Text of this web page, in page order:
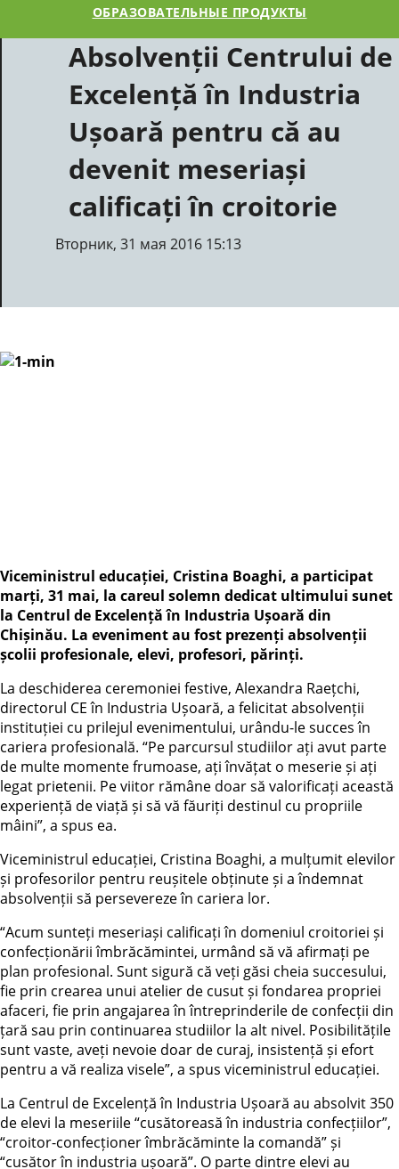
ОБРАЗОВАТЕЛЬНЫЕ ПРОДУКТЫ
Absolvenții Centrului de
Excelență în Industria
Ușoară pentru că au
devenit meseriași
calificați în croitorie
Вторник, 31 мая 2016 15:13
Viceministrul educației, Cristina Boaghi, a participat
marți, 31 mai, la careul solemn dedicat ultimului sunet
la Centrul de Excelență în Industria Ușoară din
Chișinău. La eveniment au fost prezenți absolvenții
școlii profesionale, elevi, profesori, părinți.
La deschiderea ceremoniei festive, Alexandra Raețchi,
directorul CE în Industria Ușoară, a felicitat absolvenții
instituției cu prilejul evenimentului, urându-le succes în
cariera profesională. “Pe parcursul studiilor ați avut parte
de multe momente frumoase, ați învățat o meserie și ați
legat prietenii. Pe viitor rămâne doar să valorificați această
experiență de viață și să vă făuriți destinul cu propriile
mâini”, a spus ea.
Viceministrul educației, Cristina Boaghi, a mulțumit elevilor
și profesorilor pentru reușitele obținute și a îndemnat
absolvenții să persevereze în cariera lor.
“Acum sunteți meseriași calificați în domeniul croitoriei și
confecționării îmbrăcămintei, urmând să vă afirmați pe
plan profesional. Sunt sigură că veți găsi cheia succesului,
fie prin crearea unui atelier de cusut și fondarea propriei
afaceri, fie prin angajarea în întreprinderile de confecții din
țară sau prin continuarea studiilor la alt nivel. Posibilitățile
sunt vaste, aveți nevoie doar de curaj, insistență și efort
pentru a vă realiza visele”, a spus viceministrul educației.
La Centrul de Excelență în Industria Ușoară au absolvit 350
de elevi la meseriile “cusătoreasă în industria confecțiilor”,
“croitor-confecționer îmbrăcăminte la comandă” și
“cusător în industria ușoară”. O parte dintre elevi au